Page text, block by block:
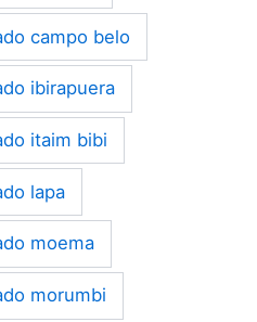
campo belo
ibirapuera
itaim bibi
lapa
moema
morumbi